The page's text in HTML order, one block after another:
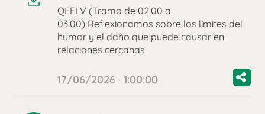
QFELV (Tramo de 02:00 a
03:00) Reflexionamos sobre los límites del
humor y el daño que puede causar en
relaciones cercanas.
17/06/2026 · 1:00:00